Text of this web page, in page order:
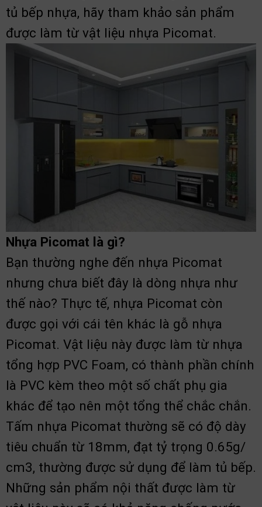
tủ bếp nhựa, hãy tham khảo sản phẩm
được làm từ vật liệu nhựa Picomat.
Nhựa Picomat là gì?
Bạn thường nghe đến nhựa Picomat
nhưng chưa biết đây là dòng nhựa như
thế nào? Thực tế, nhựa Picomat còn
được gọi với cái tên khác là gỗ nhựa
Picomat. Vật liệu này được làm từ nhựa
tổng hợp PVC Foam, có thành phần chính
là PVC kèm theo một số chất phụ gia
khác để tạo nên một tổng thể chắc chắn.
Tấm nhựa Picomat thường sẽ có độ dày
tiêu chuẩn từ 18mm, đạt tỷ trọng 0.65g/
cm3, thường được sử dụng để làm tủ bếp.
Những sản phẩm nội thất được làm từ